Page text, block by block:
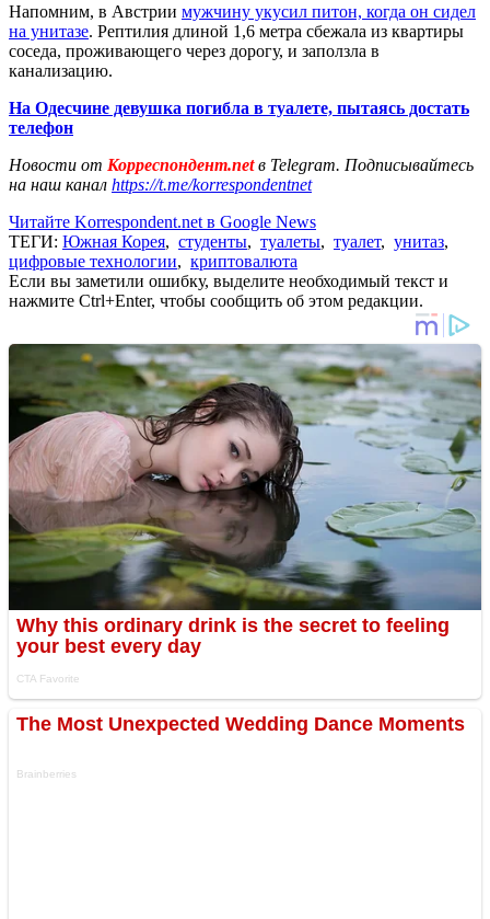
Напомним, в Австрии мужчину укусил питон, когда он сидел
на унитазе. Рептилия длиной 1,6 метра сбежала из квартиры
соседа, проживающего через дорогу, и заползла в
канализацию.
На Одесчине девушка погибла в туалете, пытаясь достать
телефон
Новости от Корреспондент.netв Telegram. Подписывайтесь
на наш канал https://t.me/korrespondentnet
Читайте Korrespondent.net в Google News
ТЕГИ: Южная Корея, студенты, туалеты, туалет, унитаз,
цифровые технологии, криптовалюта
Если вы заметили ошибку, выделите необходимый текст и
нажмите Ctrl+Enter, чтобы сообщить об этом редакции.